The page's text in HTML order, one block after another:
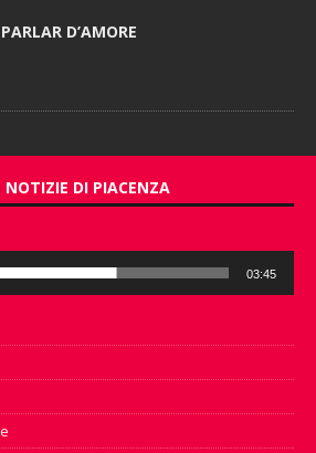
D’AMORE
DI PIACENZA
03:45